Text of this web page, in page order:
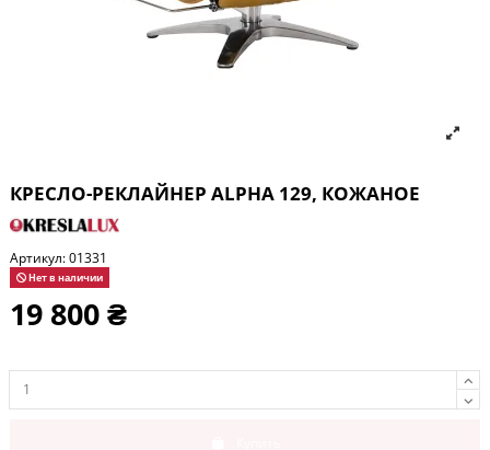
КРЕСЛО-РЕКЛАЙНЕР ALPHA 129, КОЖАНОЕ
Артикул:01331
Нет в наличии
19 800 ₴